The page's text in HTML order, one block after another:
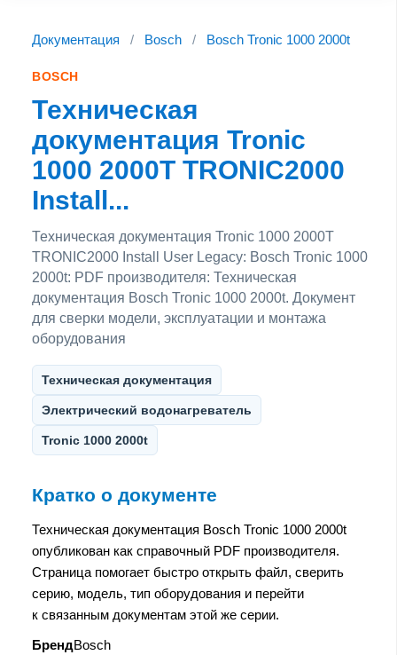
Документация / Bosch / Bosch Tronic 1000 2000t
BOSCH
Техническая
документация Tronic
1000 2000T TRONIC2000
Install...
Техническая документация Tronic 1000 2000T
TRONIC2000 Install User Legacy: Bosch Tronic 1000
2000t: PDF производителя: Техническая
документация Bosch Tronic 1000 2000t. Документ
для сверки модели, эксплуатации и монтажа
оборудования
Техническая документация
Электрический водонагреватель
Tronic 1000 2000t
Кратко о документе
Техническая документация Bosch Tronic 1000 2000t
опубликован как справочный PDF производителя.
Страница помогает быстро открыть файл, сверить
серию, модель, тип оборудования и перейти
к связанным документам этой же серии.
БрендBosch